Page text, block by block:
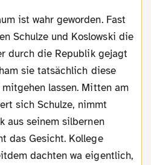
Schulze und Koslowski die
durch die Republik gejagt
sie tatsächlich diese
lassen. Mitten am
sich Schulze, nimmt
aus seinem silbernen
das Gesicht. Kollege
dachten wa eigentlich,